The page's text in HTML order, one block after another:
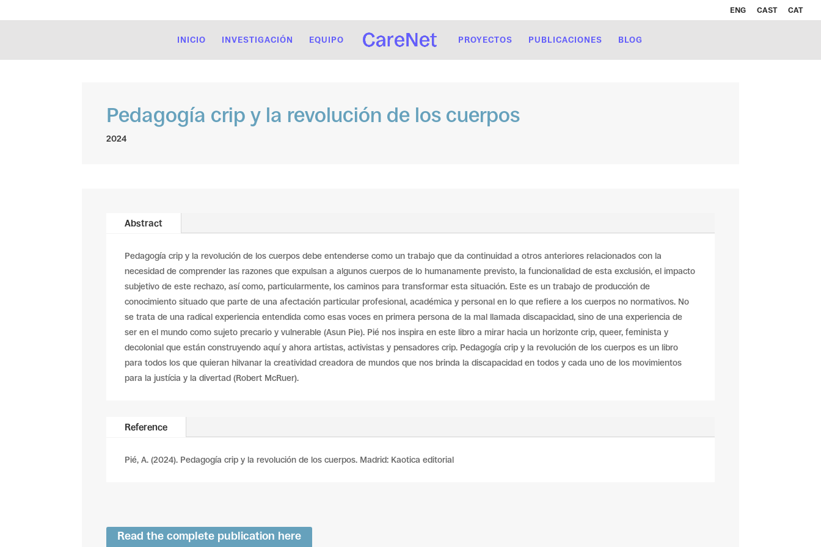
ENG CAST CAT
INICIO INVESTIGACIÓN EQUIPO PROYECTOS PUBLICACIONES BLOG
Pedagogía crip y la revolución de los cuerpos
2024
Abstract
Pedagogía crip y la revolución de los cuerpos debe entenderse como un trabajo que da continuidad a otros anteriores relacionados con la
necesidad de comprender las razones que expulsan a algunos cuerpos de lo humanamente previsto, la funcionalidad de esta exclusión, el impacto
subjetivo de este rechazo, así como, particularmente, los caminos para transformar esta situación. Este es un trabajo de producción de
conocimiento situado que parte de una afectación particular profesional, académica y personal en lo que refiere a los cuerpos no normativos. No
se trata de una radical experiencia entendida como esas voces en primera persona de la mal llamada discapacidad, sino de una experiencia de
ser en el mundo como sujeto precario y vulnerable (Asun Pie). Pié nos inspira en este libro a mirar hacia un horizonte crip, queer, feminista y
decolonial que están construyendo aquí y ahora artistas, activistas y pensadores crip. Pedagogía crip y la revolución de los cuerpos es un libro
para todos los que quieran hilvanar la creatividad creadora de mundos que nos brinda la discapacidad en todos y cada uno de los movimientos
para la justícia y la divertad (Robert McRuer).
Reference
Pié, A. (2024). Pedagogía crip y la revolución de los cuerpos. Madrid: Kaotica editorial
Read the complete publication here